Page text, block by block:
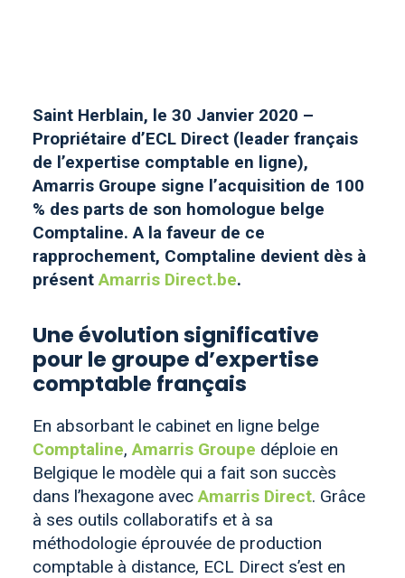
Saint Herblain, le 30 Janvier 2020 –
Propriétaire d’ECL Direct (leader français
de l’expertise comptable en ligne),
Amarris Groupe signe l’acquisition de 100
% des parts de son homologue belge
Comptaline. A la faveur de ce
rapprochement, Comptaline devient dès à
présentAmarris Direct.be.
Une évolution significative
pour le groupe d’expertise
comptable français
En absorbant le cabinet en ligne belge
Comptaline,Amarris Groupe déploie en
Belgique le modèle qui a fait son succès
dans l’hexagone avecAmarris Direct. Grâce
à ses outils collaboratifs et à sa
méthodologie éprouvée de production
comptable à distance, ECL Direct s’est en